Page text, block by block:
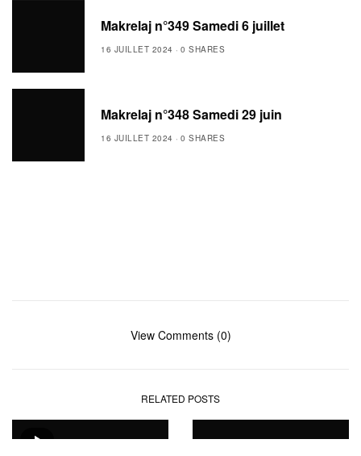
Makrelaj n°349 Samedi 6 juillet
16 JUILLET 2024 0 SHARES
Makrelaj n°348 Samedi 29 juin
16 JUILLET 2024 0 SHARES
View Comments (0)
RELATED POSTS